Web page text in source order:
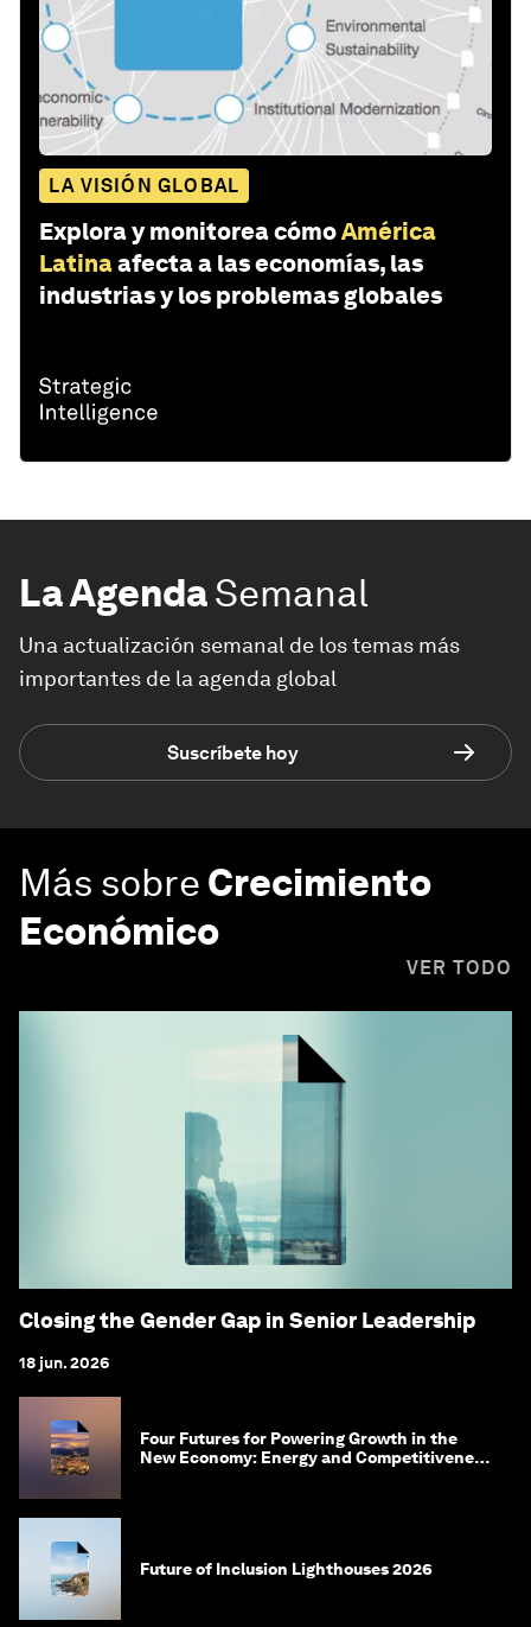
LA VISIÓN GLOBAL
Explora y monitorea cómoAmérica
Latinaafecta a las economías, las
industrias y los problemas globales
La AgendaSemanal
Una actualización semanal de los temas más
importantes de la agenda global
Suscríbete hoy
Más sobre Crecimiento
Económico
VER TODO
Closing the Gender Gap in Senior Leadership
18 jun. 2026
Four Futures for Powering Growth in the
New Economy: Energy and Competitiveness
Future of Inclusion Lighthouses 2026